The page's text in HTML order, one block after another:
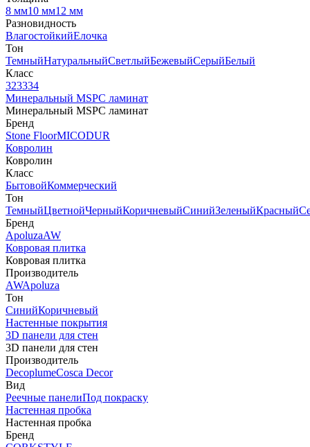
8 мм10 мм12 мм
Разновидность
ВлагостойкийЕлочка
Тон
ТемныйНатуральныйСветлыйБежевыйСерыйБелый
Класс
323334
Минеральный MSPC ламинат
Минеральный MSPC ламинат
Бренд
Stone FloorMICODUR
Ковролин
Ковролин
Класс
БытовойКоммерческий
Тон
ТемныйЦветнойЧерныйКоричневыйСинийЗеленыйКрасный
Бренд
ApoluzaAW
Ковровая плитка
Ковровая плитка
Производитель
AWApoluza
Тон
СинийКоричневый
Настенные покрытия
3D панели для стен
3D панели для стен
Производитель
DecoplumeCosca Decor
Вид
Реечные панелиПод покраску
Настенная пробка
Настенная пробка
Бренд